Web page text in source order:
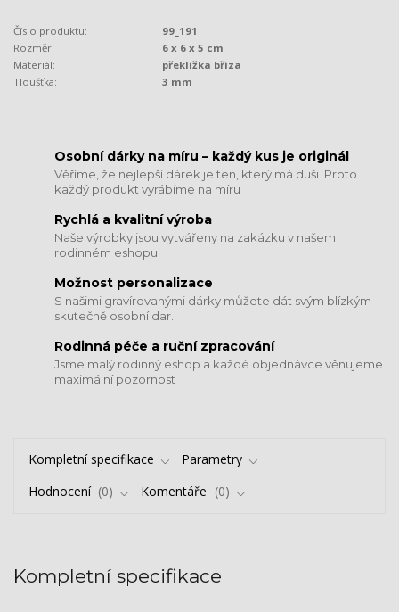
Číslo produktu:
99_191
Rozměr:
6 x 6 x 5 cm
Materiál:
překližka bříza
Tloušťka:
3 mm
​​​​​​​Osobní dárky na míru – každý kus je originál
Věříme, že nejlepší dárek je ten, který má duši. Proto
každý produkt vyrábíme na míru
Rychlá a kvalitní výroba
Naše výrobky jsou vytvářeny na zakázku v našem
rodinném eshopu
Možnost personalizace
S našimi gravírovanými dárky můžete dát svým blízkým
skutečně osobní dar.
​​​​​​​Rodinná péče a ruční zpracování
Jsme malý rodinný eshop a každé objednávce věnujeme
maximální pozornost
Kompletní specifikace
Parametry
Hodnocení
0 Komentáře 0
Kompletní specifikace